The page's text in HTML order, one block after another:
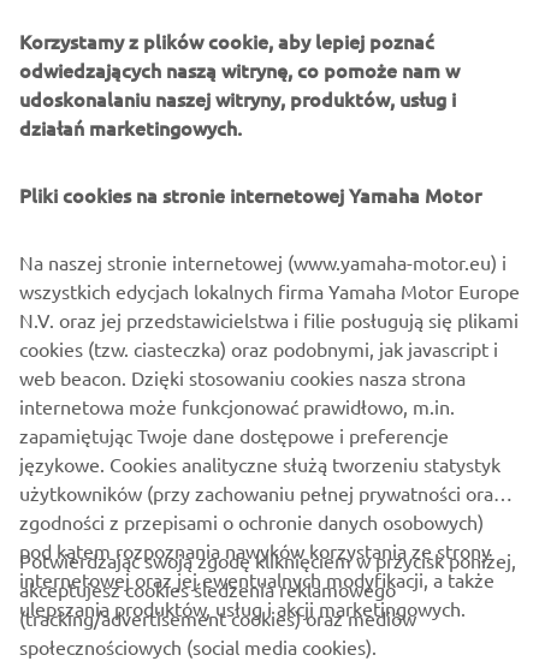
CO JESZCZE WARTO PRZECZYTAĆ
Poprawa efektywności wykorzystania energii i materiałów
Przeczytaj więcej
O FIRMIE
Korzystamy z plików cookie, aby lepiej poznać
odwiedzających naszą witrynę, co pomoże nam w
udoskonalaniu naszej witryny, produktów, usług i
działań marketingowych.
Pliki cookies na stronie internetowej Yamaha Motor
Na naszej stronie internetowej (www.yamaha-motor.eu) i
wszystkich edycjach lokalnych firma Yamaha Motor Europe
N.V. oraz jej przedstawicielstwa i filie posługują się plikami
cookies (tzw. ciasteczka) oraz podobnymi, jak javascript i
web beacon. Dzięki stosowaniu cookies nasza strona
internetowa może funkcjonować prawidłowo, m.in.
zapamiętując Twoje dane dostępowe i preferencje
językowe. Cookies analityczne służą tworzeniu statystyk
użytkowników (przy zachowaniu pełnej prywatności oraz
zgodności z przepisami o ochronie danych osobowych)
pod kątem rozpoznania nawyków korzystania ze strony
internetowej oraz jej ewentualnych modyfikacji, a także
ulepszania produktów, usług i akcji marketingowych.
Potwierdzając swoją zgodę kliknięciem w przycisk poniżej,
akceptujesz cookies śledzenia reklamowego
(tracking/advertisement cookies) oraz mediów
społecznościowych (social media cookies).